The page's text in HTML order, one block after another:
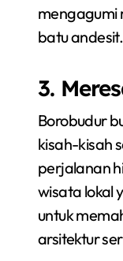
mengagumi
batu andesit.
3.
Borobudur
kisah-kisah
perjalanan
wisata lokal
untuk
arsitektur